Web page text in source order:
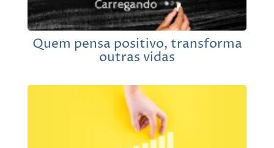
Quem pensa positivo, transforma
outras vidas